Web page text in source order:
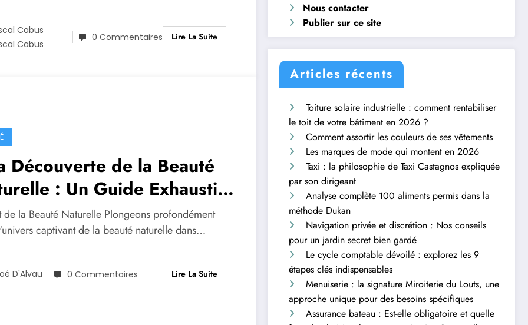
Cabus
Cabus
0 Commentaires Lire La Suite
Découverte de la Beauté
: Un Guide Exhaustif
Soins Capillaires et des
Bienfaisantes
de la Beauté Naturelle Plongeons profondément
captivant de la beauté naturelle dans…
D'Alvau 0 Commentaires Lire La Suite
Nous contacter
Publier sur ce site
Articles récents
Toiture solaire industrielle : comment rentabiliser
le toit de votre bâtiment en 2026 ?
Comment assortir les couleurs de ses vêtements
Les marques de mode qui montent en 2026
Taxi : la philosophie de Taxi Castagnos expliquée
par son dirigeant
Analyse complète 100 aliments permis dans la
méthode Dukan
Navigation privée et discrétion : Nos conseils
pour un jardin secret bien gardé
Le cycle comptable dévoilé : explorez les 9
étapes clés indispensables
Menuiserie : la signature Miroiterie du Louts, une
approche unique pour des besoins spécifiques
Assurance bateau : Est-elle obligatoire et quelle